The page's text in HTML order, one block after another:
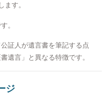
します。
。
証人が遺言書を筆記する点
遺言」と異なる特徴です。
ジ